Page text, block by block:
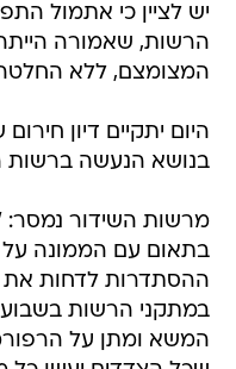
יש לציין כי אתמול
הרשות, שאמורה
המצומצם, ללא
היום יתקיים דיון
בנושא הנעשה ברשות
מרשות השידור נמסר:
בתאום עם הממונה
ההסתדרות לדחות את
במתקני הרשות
המשא ומתן על